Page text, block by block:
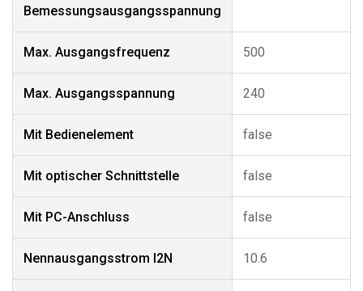
Bemessungsausgangsspannung
Max. Ausgangsfrequenz 500
Max. Ausgangsspannung 240
Mit Bedienelement false
Mit optischer Schnittstelle false
Mit PC-Anschluss false
Nennausgangsstrom I2N 10.6